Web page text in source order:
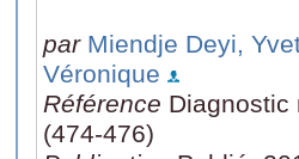
par Miendje Deyi,
Véronique
Référence Diagnostic
(474-476)